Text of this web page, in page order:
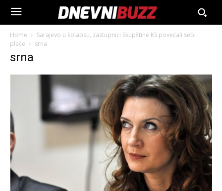
Home
Sarajevo u kolapsu, zastupnici Skupštine KS povećali sebi
plaće
srna
srna